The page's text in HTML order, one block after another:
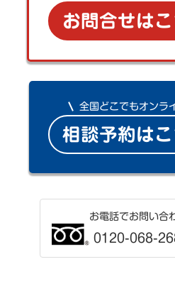
お問合せは
全国どこでもオンラ
相談予約は
お電話でお問い合
0120-068-